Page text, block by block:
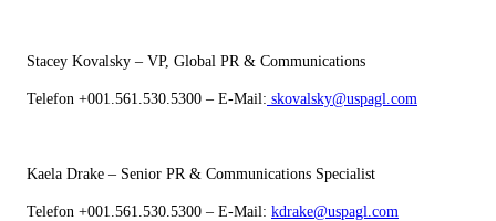
Stacey Kovalsky – VP, Global PR & Communications
Telefon +001.561.530.5300 – E-Mail: skovalsky@uspagl.com
Kaela Drake – Senior PR & Communications Specialist
Telefon +001.561.530.5300 – E-Mail: kdrake@uspagl.com